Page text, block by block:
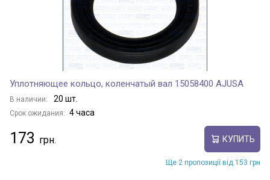
Уплотняющее кольцо, коленчатый вал 15058400 AJUSA
В наличии: 20 шт.
Срок ожидания: 4 часа
173 КУПИТЬ
Ще 2 пропозиції від 153 грн